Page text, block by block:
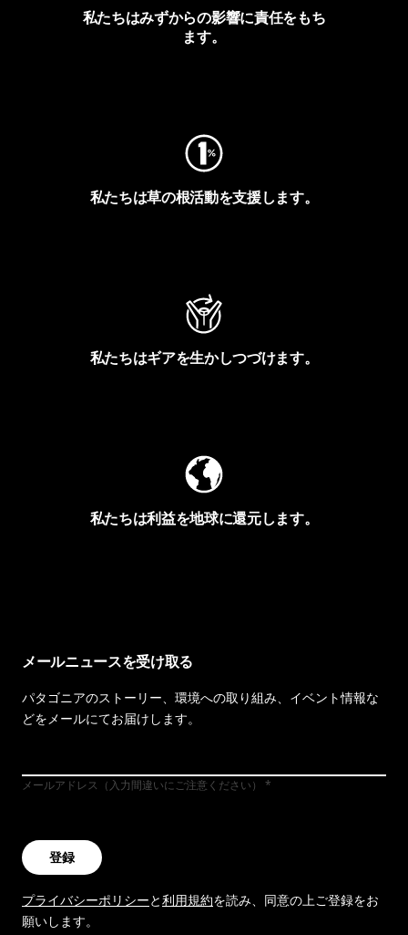
私たちはみずからの影響に責任をもち
ます。
私たちは草の根活動を支援します。
私たちはギアを生かしつづけます。
私たちは利益を地球に還元します。
メールニュースを受け取る
パタゴニアのストーリー、環境への取り組み、イベント情報な
どをメールにてお届けします。
メールアドレス（入力間違いにご注意ください）
登録
プライバシーポリシーと利用規約を読み、同意の上ご登録をお
願いします。